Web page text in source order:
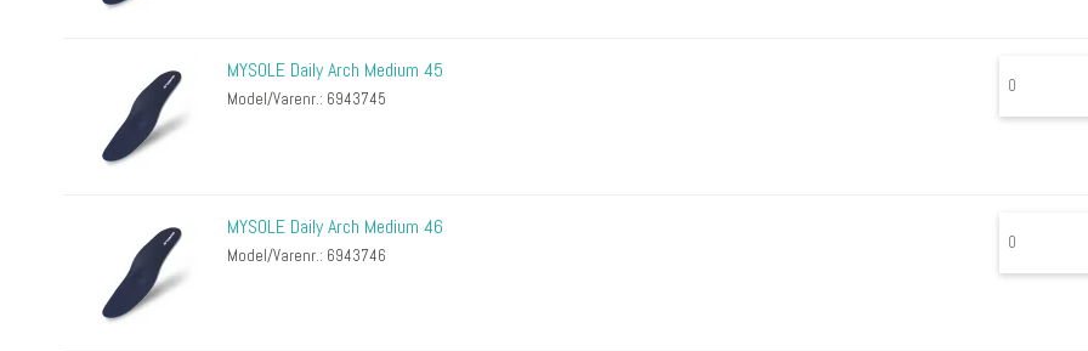
MYSOLE Daily Arch Medium 45
Model/Varenr.: 6943745
MYSOLE Daily Arch Medium 46
Model/Varenr.: 6943746